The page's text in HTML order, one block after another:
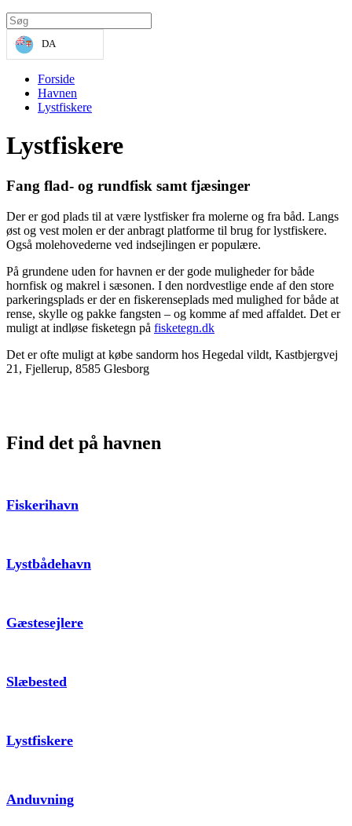
DA
Forside
Havnen
Lystfiskere
Lystfiskere
Fang flad- og rundfisk samt fjæsinger
Der er god plads til at være lystfisker fra molerne og fra båd. Langs
øst og vest molen er der anbragt platforme til brug for lystfiskere.
Også molehovederne ved indsejlingen er populære.
På grundene uden for havnen er der gode muligheder for både
hornfisk og makrel i sæsonen. I den nordvestlige ende af den store
parkeringsplads er der en fiskerenseplads med mulighed for både at
rense, skylle og pakke fangsten – og komme af med affaldet. Det er
muligt at indløse fisketegn på fisketegn.dk
Det er ofte muligt at købe sandorm hos Hegedal vildt, Kastbjergvej
21, Fjellerup, 8585 Glesborg
Find det på havnen
Fiskerihavn
Lystbådehavn
Gæstesejlere
Slæbested
Lystfiskere
Anduvning